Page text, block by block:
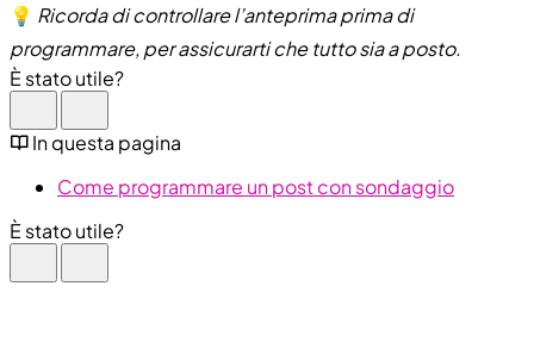
💡 Ricorda di controllare l’anteprima prima di
programmare, per assicurarti che tutto sia a posto.
È stato utile?
In questa pagina
Come programmare un post con sondaggio
È stato utile?